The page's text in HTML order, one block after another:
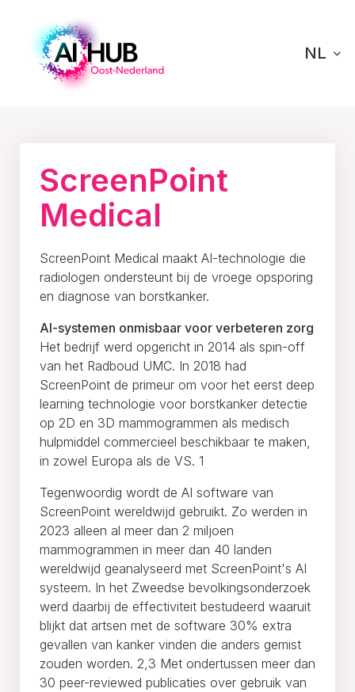
NL
Home Innoveren
ScreenPoint
Medical
ScreenPoint Medical maakt AI-technologie die
radiologen ondersteunt bij de vroege opsporing
en diagnose van borstkanker.
AI-systemen onmisbaar voor verbeteren zorg
Het bedrijf werd opgericht in 2014 als spin-off
van het Radboud UMC. In 2018 had
ScreenPoint de primeur om voor het eerst deep
learning technologie voor borstkanker detectie
op 2D en 3D mammogrammen als medisch
hulpmiddel commercieel beschikbaar te maken,
in zowel Europa als de VS. 1
Tegenwoordig wordt de AI software van
ScreenPoint wereldwijd gebruikt. Zo werden in
2023 alleen al meer dan 2 miljoen
mammogrammen in meer dan 40 landen
wereldwijd geanalyseerd met ScreenPoint's AI
systeem. In het Zweedse bevolkingsonderzoek
werd daarbij de effectiviteit bestudeerd waaruit
blijkt dat artsen met de software 30% extra
gevallen van kanker vinden die anders gemist
zouden worden. 2,3 Met ondertussen meer dan
30 peer-reviewed publicaties over gebruik van